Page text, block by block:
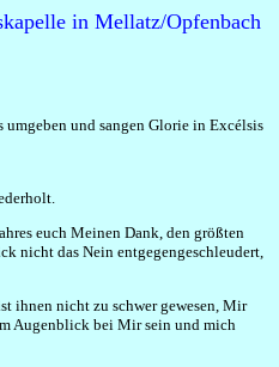
in Mellatz/Opfenbach
und sangen Glorie in Excélsis
euch Meinen Dank, den größten
nicht das Nein entgegengeschleudert,
ihnen nicht zu schwer gewesen, Mir
Augenblick bei Mir sein und mich